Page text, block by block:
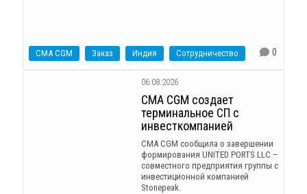
CMA CGM Заказ Индия Сотрудничество 0
06.08.2026
CMA CGM создает
терминальное СП с
инвесткомпанией
CMA CGM сообщила о завершении
формирования UNITED PORTS LLC –
совместного предприятия группы с
инвестиционной компанией
Stonepeak.